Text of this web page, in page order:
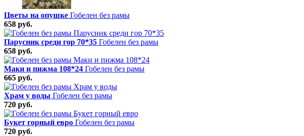
Цветы на опушке Гобелен без рамы
658 руб.
Парусник среди гор 70*35 Гобелен без рамы
658 руб.
Маки и пижма 108*24 Гобелен без рамы
665 руб.
Храм у воды Гобелен без рамы
720 руб.
Букет горный евро Гобелен без рамы
720 руб.